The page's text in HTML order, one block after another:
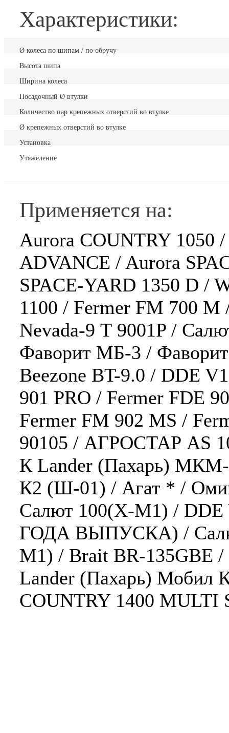
Характеристики:
Ø колеса по шипам / по обручу
Высота шипа
Ширина колеса
Посадочный Ø втулки
Количество пар крепежных отверстий во втулке
Ø крепежных отверстий во втулке
Установка
Утяжеление
Применяется на:
Aurora COUNTRY 1050
ADVANCE / Aurora
SPACE-YARD 1350 D /
1100 / Fermer FM 700
Nevada-9 Т 9001P /
Фаворит МБ-3 /
Beezone BT-9.0 / DDE
901 PRO / Fermer FDE
Fermer FM 902 MS /
90105 / АГРОСТАР AS
К Lander (Пахарь) МКМ-
К2 (Ш-01) / Агат * /
Салют 100(Х-М1) / DDE
ГОДА ВЫПУСКА) /
М1) / Brait BR-135GBE /
Lander (Пахарь)
COUNTRY 1400 MULTI